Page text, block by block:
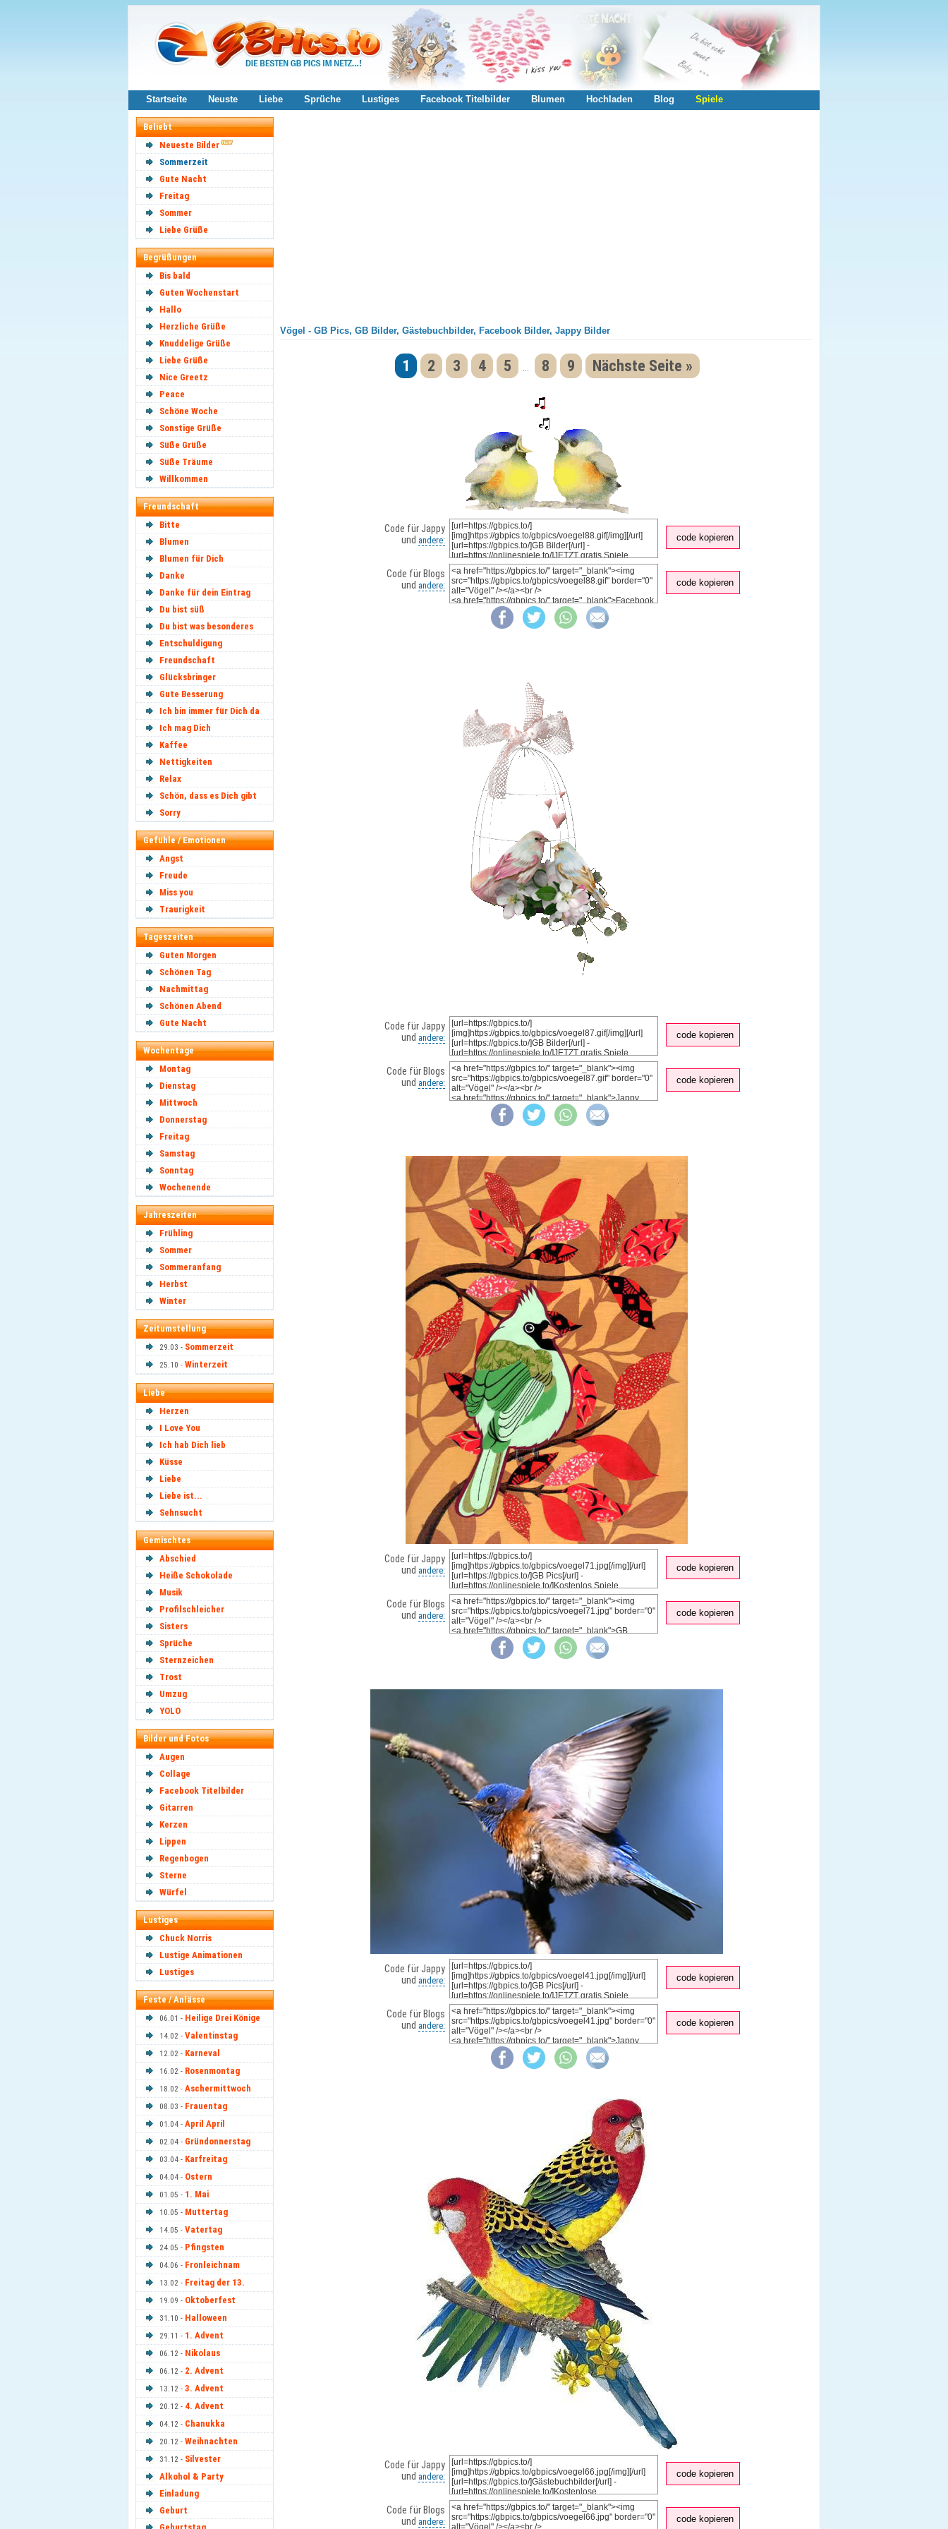
Startseite Neuste Liebe Sprüche Lustiges Facebook Titelbilder Blumen Hochladen Blog Spiele
Beliebt
Neueste Bilder
Sommerzeit
Gute Nacht
Freitag
Sommer
Liebe Grüße
Begrüßungen
Bis bald
Guten Wochenstart
Hallo
Herzliche Grüße
Knuddelige Grüße
Liebe Grüße
Nice Greetz
Peace
Schöne Woche
Sonstige Grüße
Süße Grüße
Süße Träume
Willkommen
Freundschaft
Bitte
Blumen
Blumen für Dich
Danke
Danke für dein Eintrag
Du bist süß
Du bist was besonderes
Entschuldigung
Freundschaft
Glücksbringer
Gute Besserung
Ich bin immer für Dich da
Ich mag Dich
Kaffee
Nettigkeiten
Relax
Schön, dass es Dich gibt
Sorry
Gefühle / Emotionen
Angst
Freude
Miss you
Traurigkeit
Tageszeiten
Guten Morgen
Schönen Tag
Nachmittag
Schönen Abend
Gute Nacht
Wochentage
Montag
Dienstag
Mittwoch
Donnerstag
Freitag
Samstag
Sonntag
Wochenende
Jahreszeiten
Frühling
Sommer
Sommeranfang
Herbst
Winter
Zeitumstellung
29.03 - Sommerzeit
25.10 - Winterzeit
Liebe
Herzen
I Love You
Ich hab Dich lieb
Küsse
Liebe
Liebe ist...
Sehnsucht
Gemischtes
Abschied
Heiße Schokolade
Musik
Profilschleicher
Sisters
Sprüche
Sternzeichen
Trost
Umzug
YOLO
Bilder und Fotos
Augen
Collage
Facebook Titelbilder
Gitarren
Kerzen
Lippen
Regenbogen
Sterne
Würfel
Lustiges
Chuck Norris
Lustige Animationen
Lustiges
Feste / Anlässe
06.01 - Heilige Drei Könige
14.02 - Valentinstag
12.02 - Karneval
16.02 - Rosenmontag
18.02 - Aschermittwoch
08.03 - Frauentag
01.04 - April April
02.04 - Gründonnerstag
03.04 - Karfreitag
04.04 - Ostern
01.05 - 1. Mai
10.05 - Muttertag
14.05 - Vatertag
24.05 - Pfingsten
04.06 - Fronleichnam
13.02 - Freitag der 13.
19.09 - Oktoberfest
31.10 - Halloween
29.11 - 1. Advent
06.12 - Nikolaus
06.12 - 2. Advent
13.12 - 3. Advent
20.12 - 4. Advent
04.12 - Chanukka
20.12 - Weihnachten
31.12 - Silvester
Alkohol & Party
Einladung
Geburt
Vögel - GB Pics, GB Bilder, Gästebuchbilder, Facebook Bilder, Jappy Bilder
1 2 3 4 5 8 9 Nächste Seite »
Code für Jappy
und andere: code kopieren
Code für Blogs
und andere: code kopieren
Code für Jappy
und andere: code kopieren
Code für Blogs
und andere: code kopieren
Code für Jappy
und andere: code kopieren
Code für Blogs
und andere: code kopieren
Code für Jappy
und andere: code kopieren
Code für Blogs
und andere: code kopieren
Code für Jappy
und andere: code kopieren
Code für Blogs
und andere: code kopieren